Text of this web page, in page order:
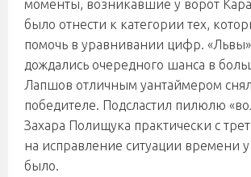
моменты, возникавшие у ворот
было отнести к категории тех,
помочь в уравнивании цифр.
дождались очередного шанса в
Лапшов отличным уантаймером
победителе. Подсластил пилюлю
Захара Полищука практически с
на исправление ситуации времени у
было.